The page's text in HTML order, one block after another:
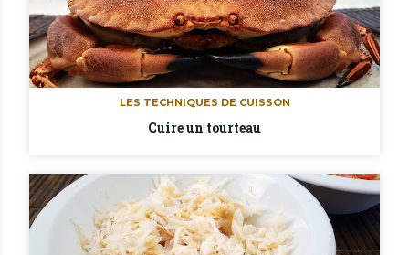
LES TECHNIQUES DE CUISSON
Cuire un tourteau